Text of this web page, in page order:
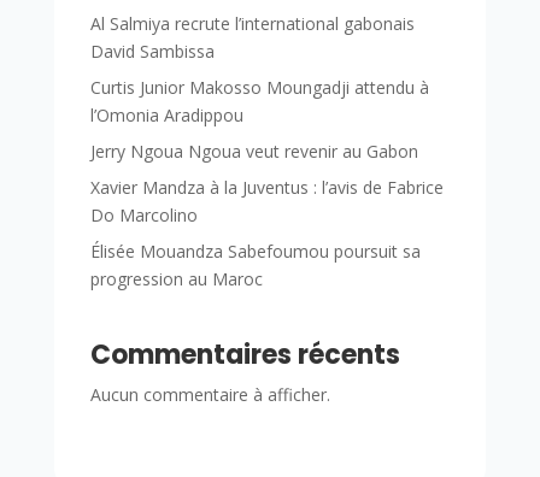
Al Salmiya recrute l’international gabonais
David Sambissa
Curtis Junior Makosso Moungadji attendu à
l’Omonia Aradippou
Jerry Ngoua Ngoua veut revenir au Gabon
Xavier Mandza à la Juventus : l’avis de Fabrice
Do Marcolino
Élisée Mouandza Sabefoumou poursuit sa
progression au Maroc
Commentaires récents
Aucun commentaire à afficher.